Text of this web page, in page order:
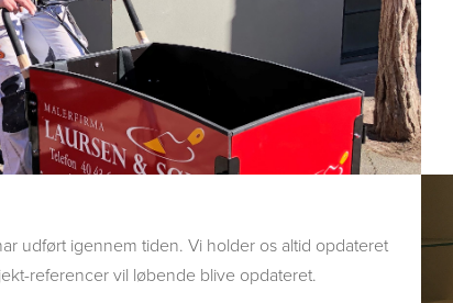
udført igennem tiden. Vi holder os altid opdateret
referencer vil løbende blive opdateret.